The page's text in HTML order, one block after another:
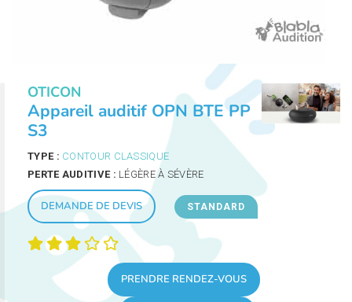
OTICON
Appareil auditif OPN BTE PP
S3
TYPE : CONTOUR CLASSIQUE
PERTE AUDITIVE : LÉGÈRE À SÉVÈRE
DEMANDE DE DEVIS STANDARD
PRENDRE RENDEZ-VOUS